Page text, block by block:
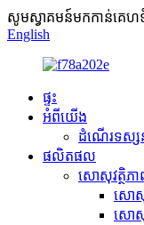
សូមស្វាគមន៍មកកាន់គេហ
English
ផ្ទះ
អំពីយើង
ដំណើរទស្ស
ផលិតផល
សោសុវត្ថិភា
សោសុ
សោសុ